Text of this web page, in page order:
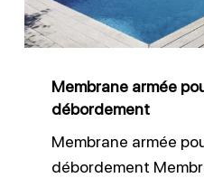
débordement
Membrane armée
débordement
Membrane armée
débordement